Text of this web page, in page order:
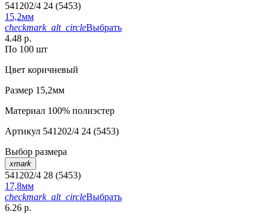
541202/4 24 (5453)
15,2мм
checkmark_alt_circleВыбрать
4.48 р.
По 100 шт
Цвет коричневый
Размер 15,2мм
Материал 100% полиэстер
Артикул 541202/4 24 (5453)
Выбор размера
xmark
541202/4 28 (5453)
17,8мм
checkmark_alt_circleВыбрать
6.26 р.